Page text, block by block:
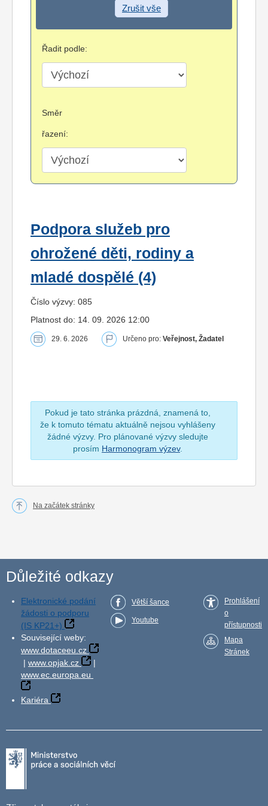
Zrušit vše
Řadit podle:
Směr
řazení:
Podpora služeb pro
ohrožené děti, rodiny a
mladé dospělé (4)
Číslo výzvy: 085
Platnost do: 14. 09. 2026 12:00
29. 6. 2026 Určeno pro: Veřejnost, Žadatel
Pokud je tato stránka prázdná, znamená to,
že k tomuto tématu aktuálně nejsou vyhlášeny
žádné výzvy. Pro plánované výzvy sledujte
prosím Harmonogram výzev.
Na začátek stránky
Důležité odkazy
Elektronické podání
žádosti o podporu
(IS KP21+)
Související weby:
www.dotaceeu.cz
| www.opjak.cz
|
www.ec.europa.eu
Kariéra
Větší šance
Youtube
Prohlášení
o
přístupnosti
Mapa
Stránek